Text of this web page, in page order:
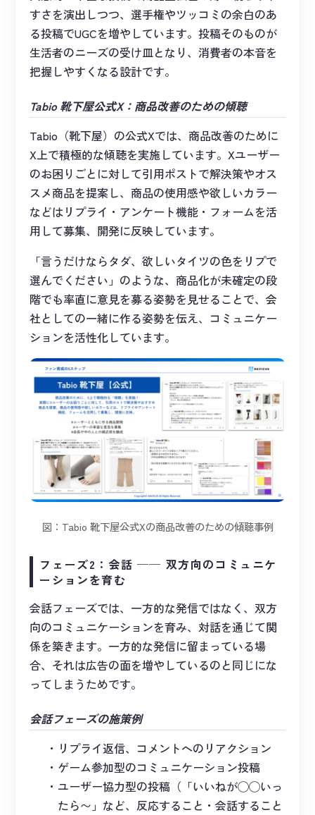
すさを演出しつつ、選手権やツッコミの余白のあ
る投稿でUGCを増やしています。投稿そのものが
生活者のニーズの受け皿となり、消費者の本音を
把握しやすくなる設計です。
Tabio 靴下屋公式X：商品改善のための傾聴
Tabio（靴下屋）の公式Xでは、商品改善のために
X上で積極的な傾聴を実施しています。Xユーザー
のお困りごとに対して引用ポストで解決策やオス
スメ商品を提案し、商品の使用感や欲しいカラー
などはリプライ・アンケート機能・フォームを活
用して募集、開発に反映しています。
「言うだけならタダ、欲しいタイツの色をリプで
選んでください」のような、商品化が未確定の段
階でも率直に意見を募る姿勢を見せることで、会
社としての一緒に作る姿勢を伝え、コミュニケー
ションを活性化しています。
図：Tabio 靴下屋公式Xの商品改善のための傾聴事例
フェーズ2：会話 ── 双方向のコミュニケ
ーションを育む
会話フェーズでは、一方的な発信ではなく、双方
向のコミュニケーションを育み、対話を通じて関
係を築きます。一方的な発信に留まっている場
合、それは広告の面を増やしているのと同じにな
ってしまうためです。
会話フェーズの施策例
リプライ返信、コメントへのリアクション
ゲーム参加型のコミュニケーション投稿
ユーザー協力型の投稿（「いいねが◯◯いっ
たら〜」など、反応すること・会話すること